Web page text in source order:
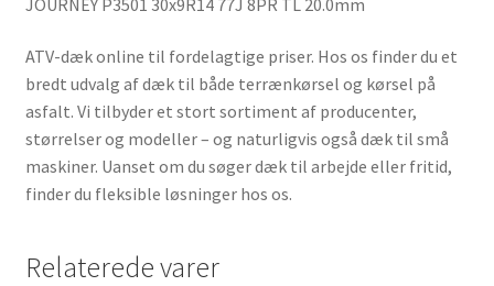
ATV-dæk online til fordelagtige priser. Hos os finder du et
bredt udvalg af dæk til både terrænkørsel og kørsel på
asfalt. Vi tilbyder et stort sortiment af producenter,
størrelser og modeller – og naturligvis også dæk til små
maskiner. Uanset om du søger dæk til arbejde eller fritid,
finder du fleksible løsninger hos os.
Relaterede varer